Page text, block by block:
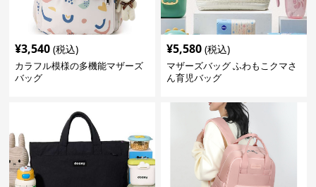
¥3,540 (税込)
カラフル模様の多機能マザーズ
バッグ
¥5,580 (税込)
マザーズバッグ ふわもこクマさ
ん育児バッグ